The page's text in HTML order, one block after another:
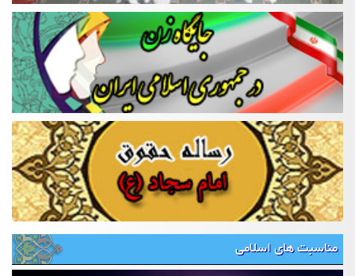
مناسبت های اسلامی